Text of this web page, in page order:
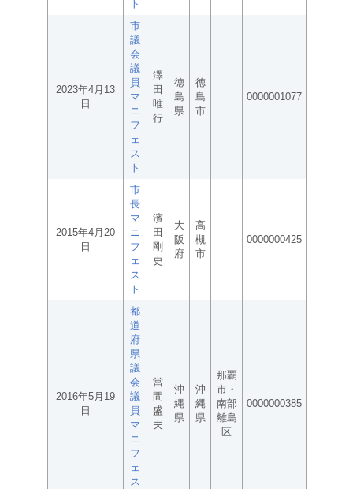
ト
2023年4月13
日
市
議
会
議
員
マ
ニ
フ
ェ
ス
ト
澤
田
唯
行
徳
島
県
徳
島
市
0000001077
2015年4月20
日
市
長
マ
ニ
フ
ェ
ス
ト
濱
田
剛
史
大
阪
府
高
槻
市
0000000425
2016年5月19
日
都
道
府
県
議
会
議
員
マ
ニ
フ
ェ
ス
當
間
盛
夫
沖
縄
県
沖
縄
県
那覇
市・
南部
離島
区
0000000385